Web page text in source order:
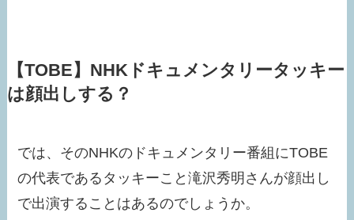
【TOBE】NHKドキュメンタリータッキー
は顔出しする？
では、そのNHKのドキュメンタリー番組にTOBE
の代表であるタッキーこと滝沢秀明さんが顔出し
で出演することはあるのでしょうか。